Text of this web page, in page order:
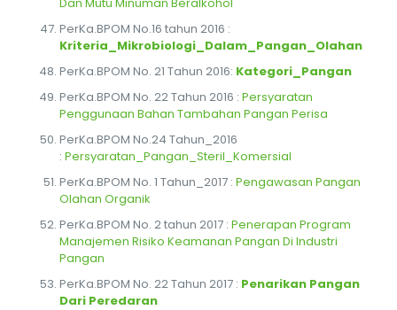
PerKa.BPOM No.16 tahun 2016 :
Kriteria_Mikrobiologi_Dalam_Pangan_Olahan
PerKa.BPOM No. 21 Tahun 2016: Kategori_Pangan
PerKa.BPOM No. 22 Tahun 2016 : Persyaratan
Penggunaan Bahan Tambahan Pangan Perisa
PerKa.BPOM No.24 Tahun_2016
: Persyaratan_Pangan_Steril_Komersial
PerKa.BPOM No. 1 Tahun_2017 : Pengawasan Pangan
Olahan Organik
PerKa.BPOM No. 2 tahun 2017 : Penerapan Program
Manajemen Risiko Keamanan Pangan Di Industri
Pangan
PerKa.BPOM No. 22 Tahun 2017 : Penarikan Pangan
Dari Peredaran